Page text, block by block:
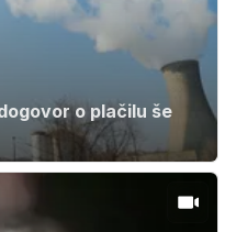
o plačilu še